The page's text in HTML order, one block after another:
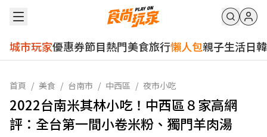
城市玩家優惠券節目熱門美食旅行懶人包親子生活日韓
首頁 / 美食 / 台南市 / 中西區 / 夜市小吃
2022台南米其林小吃！中西區８家高網
評：全台第一間小卷米粉、獨門羊肉湯